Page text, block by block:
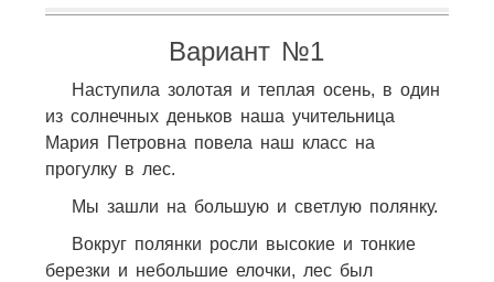
Вариант №1
Наступила золотая и теплая осень, в один
из солнечных деньков наша учительница
Мария Петровна повела наш класс на
прогулку в лес.
Мы зашли на большую и светлую полянку.
Вокруг полянки росли высокие и тонкие
березки и небольшие елочки, лес был